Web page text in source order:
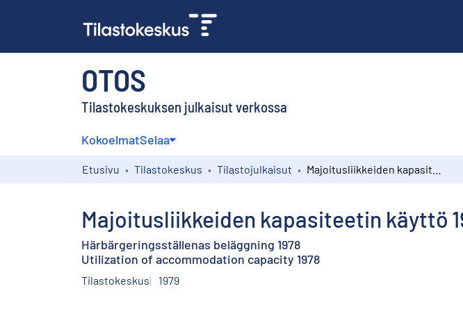
OTOS
Tilastokeskuksen julkaisut verkossa
KokoelmatSelaa
Etusivu Tilastokeskus Tilastojulkaisut
Majoitusliikkeiden kapasiteetin käyttö
Härbärgeringsställenas beläggning 1978
Utilization of accommodation capacity 1978
Tilastokeskus 1979